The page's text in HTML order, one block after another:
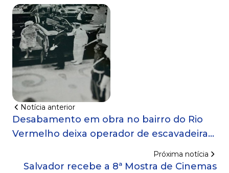
Notícia anterior
Desabamento em obra no bairro do Rio
Vermelho deixa operador de escavadeira
ferido; 14 famílias foram orientadas a sair
de casa
Próxima notícia
Salvador recebe a 8ª Mostra de Cinemas